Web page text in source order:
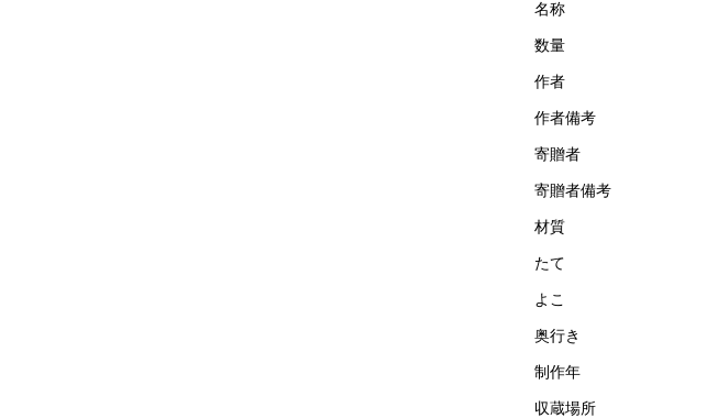
名称
数量
作者
作者備考
寄贈者
寄贈者備考
材質
たて
よこ
奥行き
制作年
収蔵場所